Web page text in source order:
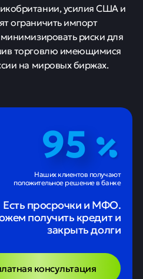
усилия США и
ограничить импорт
риски для
торговлю имеющимися
на мировых биржах.
95
Наших клиентов получают
положительное решение в банке
Есть просрочки и МФО.
получить кредит и
закрыть долги
консультация